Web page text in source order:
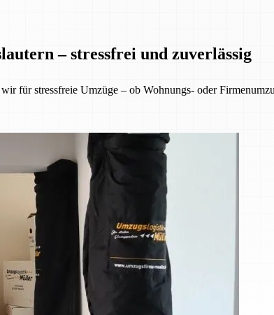
– stressfrei und zuverlässig
für stressfreie Umzüge – ob Wohnungs- oder